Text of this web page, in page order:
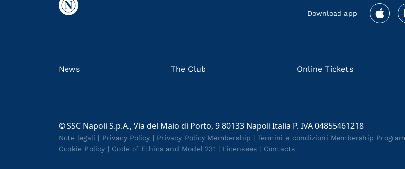
Download app
News The Club Online Tickets
© SSC Napoli S.p.A., Via del Maio di Porto, 9 80133 Napoli Italia P. IVA 04855461218
Note legali | Privacy Policy | Privacy Policy Membership | Termini e condizioni Membership Program
Cookie Policy | Code of Ethics and Model 231 | Licensees | Contacts